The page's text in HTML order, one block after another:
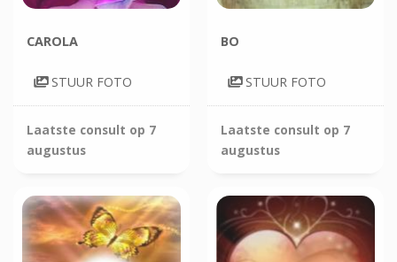
CAROLA
STUUR FOTO
Laatste consult op 7
augustus
BO
STUUR FOTO
Laatste consult op 7
augustus